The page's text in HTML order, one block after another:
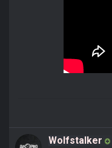
Wolfstalker